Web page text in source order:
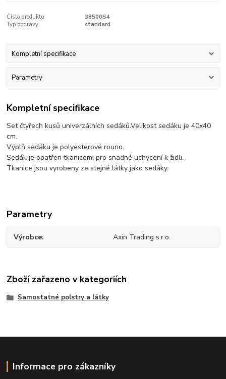
Číslo produktu:
38500S4
Typ dopravy:
standard
Kompletní specifikace
Parametry
Kompletní specifikace
Set čtyřech kusů univerzálních sedáků.Velikost sedáku je 40x40
cm.
Výplň sedáku je polyesterové rouno.
Sedák je opatřen tkanicemi pro snadné uchycení k židli.
Tkanice jsou vyrobeny ze stejné látky jako sedáky.
Parametry
Výrobce Axin Trading s.r.o.
Zboží zařazeno v kategoriích
Samostatné polstry a látky
Informace pro zákazníky